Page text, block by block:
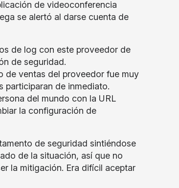
de videoconferencia
se alertó al darse cuenta de
de log con este proveedor de
de seguridad.
de ventas del proveedor fue muy
participaran de inmediato.
del mundo con la URL
la configuración de
de seguridad sintiéndose
de la situación, así que no
la mitigación. Era difícil aceptar